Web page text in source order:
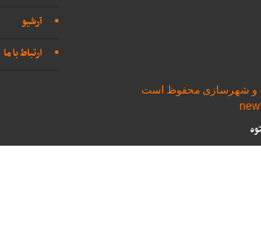
آرشیو
ارتباط با ما
و شهرسازی محفوظ است